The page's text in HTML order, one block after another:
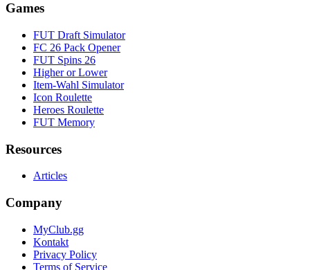
Games
FUT Draft Simulator
FC 26 Pack Opener
FUT Spins 26
Higher or Lower
Item-Wahl Simulator
Icon Roulette
Heroes Roulette
FUT Memory
Resources
Articles
Company
MyClub.gg
Kontakt
Privacy Policy
Terms of Service